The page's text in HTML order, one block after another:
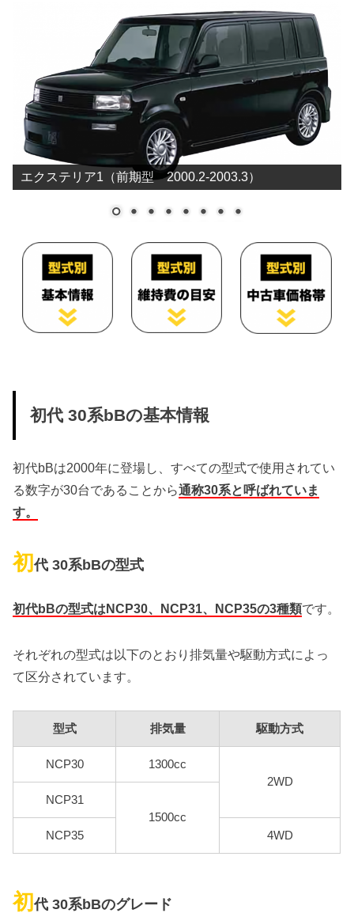
エクステリア1（前期型 2000.2-2003.3）
初代 30系bBの基本情報
初代bBは2000年に登場し、すべての型式で使用されてい
る数字が30台であることから通称30系と呼ばれていま
す。
初代 30系bBの型式
初代bBの型式はNCP30、NCP31、NCP35の3種類です。
それぞれの型式は以下のとおり排気量や駆動方式によっ
て区分されています。
型式 排気量 駆動方式
NCP30
1300cc
2WD
NCP31
1500cc
NCP35
4WD
初代 30系bBのグレード